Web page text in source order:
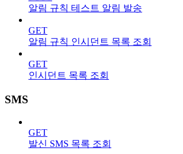
알림 규칙 테스트 알림 발송
GET
알림 규칙 인시던트 목록 조회
GET
인시던트 목록 조회
SMS
GET
발신 SMS 목록 조회